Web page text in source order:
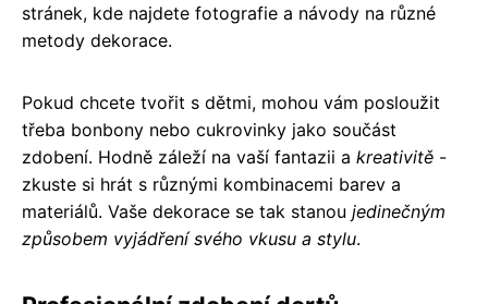
stránek, kde najdete fotografie a návody na různé
metody dekorace.
Pokud chcete tvořit s dětmi, mohou vám posloužit
třeba bonbony nebo cukrovinky jako součást
zdobení. Hodně záleží na vaší fantazii a kreativitě -
zkuste si hrát s různými kombinacemi barev a
materiálů. Vaše dekorace se tak stanou jedinečným
způsobem vyjádření svého vkusu a stylu.